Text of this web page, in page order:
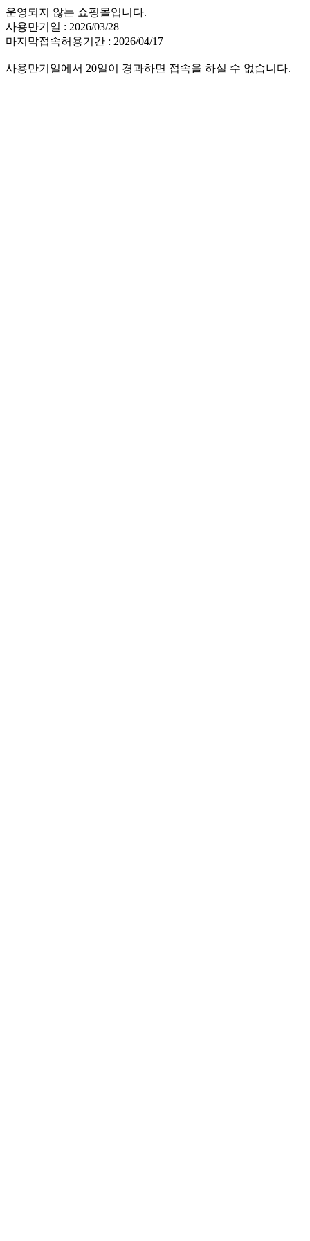
운영되지 않는 쇼핑몰입니다.
사용만기일 : 2026/03/28
마지막접속허용기간 : 2026/04/17
사용만기일에서 20일이 경과하면 접속을 하실 수 없습니다.